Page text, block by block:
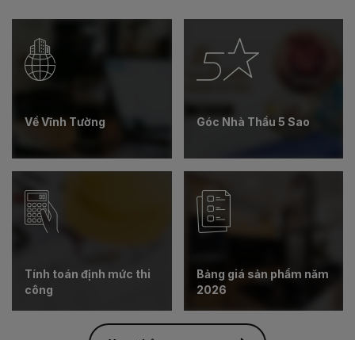
mỗi vật liệu riêng biệt.
Hãy cùng theo dõi
cũ thành mới nhé!
Về Vĩnh Tường Góc Nhà Thầu 5 Sao
Tính toán định mức thi
công
Bảng giá sản phẩm năm
2026